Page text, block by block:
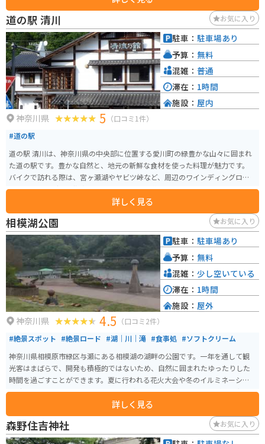
道の駅 清川 お気に入り
神奈川県 5 （口コミ1件）
#道の駅
道の駅 清川は、神奈川県の中央部に位置する愛川町の緑豊かな山々に囲まれ
た道の駅です。豊かな自然と、地元の新鮮な食材を使った料理が魅力です。
バイクで訪れる際は、宮ヶ瀬湖やヤビツ峠など、周辺のワインディングロー
ドをツーリングする拠点としても最適です。道の駅には、バイクスタンドも
などが人気です。また、レストランでは、地元産の食材をふんだんに使った
料理を楽しむことができます。特に、地元産の猪肉を使った「猪肉丼」は、
ここでしか味わえない人気メニューです。
詳しく見る
駐車： 駐車場あり
予算： 無料
混雑： 普通
滞在： 1時間
施設： 屋内
相模湖公園 お気に入り
神奈川県 4.5 （口コミ2件）
#絶景スポット #絶景ロード #湖｜川｜滝 #食事処 #ソフトクリーム
神奈川県相模原市緑区与瀬にある相模湖の湖畔の公園です。一年を通して観
光客はまばらで、開発も積極的ではないため、自然に囲まれたゆったりした
時間を過ごすことができます。夏に行われる花火大会や冬のイルミネーショ
ン時は賑わいます。現在ではあまり面影を感じることはできないが、昭和39
年の東京オリンピックではカヌー競技会場にもなりました。
詳しく見る
駐車： 駐車場あり
予算： 無料
混雑： 少し空いている
滞在： 1時間
施設： 屋外
森野住吉神社 お気に入り